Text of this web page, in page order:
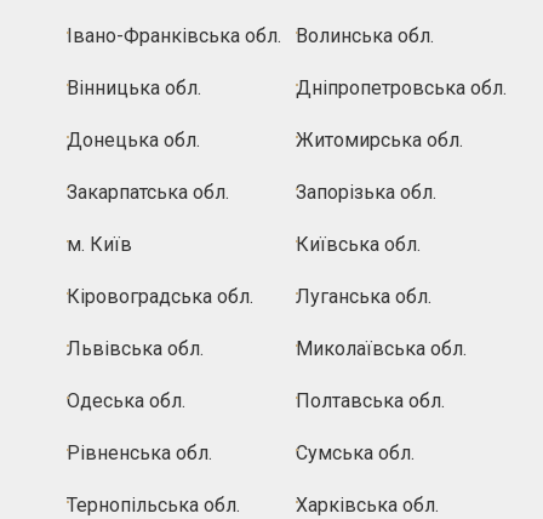
Івано-Франківська обл. Волинська обл.
Вінницька обл. Дніпропетровська обл.
Донецька обл. Житомирська обл.
Закарпатська обл. Запорізька обл.
м. Київ Київська обл.
Кіровоградська обл. Луганська обл.
Львівська обл. Миколаївська обл.
Одеська обл. Полтавська обл.
Рівненська обл. Сумська обл.
Тернопільська обл. Харківська обл.